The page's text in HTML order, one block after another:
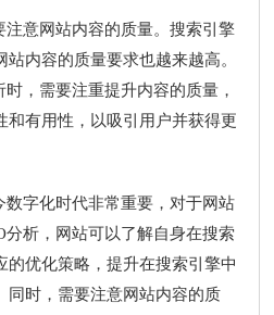
注意网站内容的质量。搜索引擎
内容的质量要求也越来越高。
，需要注重提升内容的质量，
和有用性，以吸引用户并获得更
数字化时代非常重要，对于网站
分析，网站可以了解自身在搜索
的优化策略，提升在搜索引擎中
同时，需要注意网站内容的质